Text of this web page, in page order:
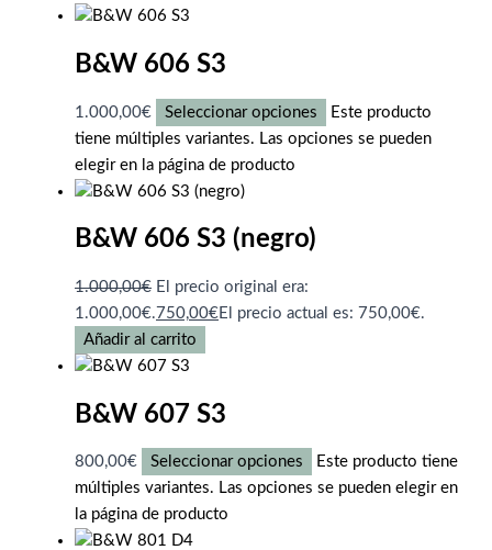
B&W 606 S3
1.000,00€ Seleccionar opciones
Este producto
tiene múltiples variantes. Las opciones se pueden
elegir en la página de producto
B&W 606 S3 (negro)
1.000,00€ El precio original era:
1.000,00€. 750,00€El precio actual es: 750,00€.
Añadir al carrito
B&W 607 S3
800,00€ Seleccionar opciones
Este producto tiene
múltiples variantes. Las opciones se pueden elegir en
la página de producto